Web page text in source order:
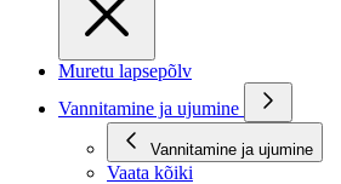
Muretu lapsepõlv
Vannitamine ja ujumine
Vannitamine ja ujumine
Vaata kõiki